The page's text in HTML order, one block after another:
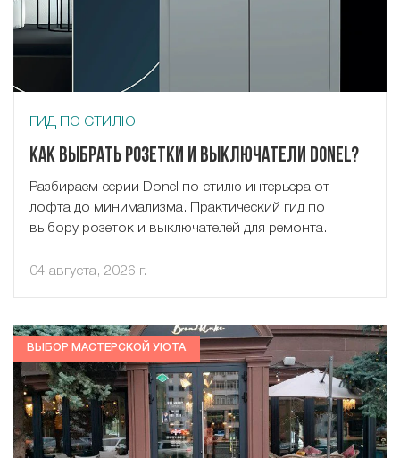
ГИД ПО СТИЛЮ
Как выбрать розетки и выключатели Donel?
Разбираем серии Donel по стилю интерьера от
лофта до минимализма. Практический гид по
выбору розеток и выключателей для ремонта.
04 августа, 2026 г.
ВЫБОР МАСТЕРСКОЙ УЮТА